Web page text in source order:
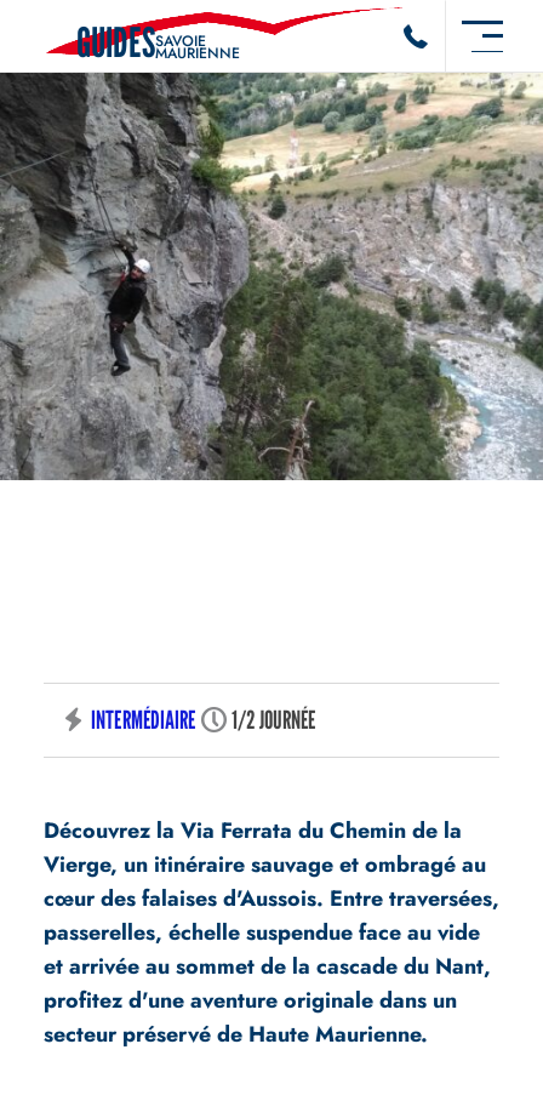
GUIDESSAVOIE
MAURIENNE
INTERMÉDIAIRE 1/2 JOURNÉE
Découvrez la Via Ferrata du Chemin de la
Vierge, un itinéraire sauvage et ombragé au
cœur des falaises d'Aussois. Entre traversées,
passerelles, échelle suspendue face au vide
et arrivée au sommet de la cascade du Nant,
profitez d'une aventure originale dans un
secteur préservé de Haute Maurienne.